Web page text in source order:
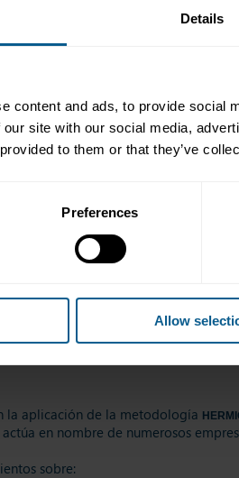
Details
content and ads, to provide social
site with our social media,
to them or that they’ve
Preferences
Allow
Poder de la Negociación
resolución de conflictos y
en situaciones de crisis
sexto DAN de Aikido.
élite liderado por Laurent
equipo interviene en situaciones
Negotiators
, Salvador está
otras crisis de máxima gravedad.
la aplicación de la metodología
en nombre de numerosos
sobre: